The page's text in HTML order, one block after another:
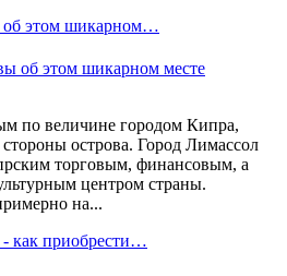
об этом шикарном…
по величине городом Кипра,
острова. Город Лимассол
торговым, финансовым, а
центром страны.
на...
как приобрести…